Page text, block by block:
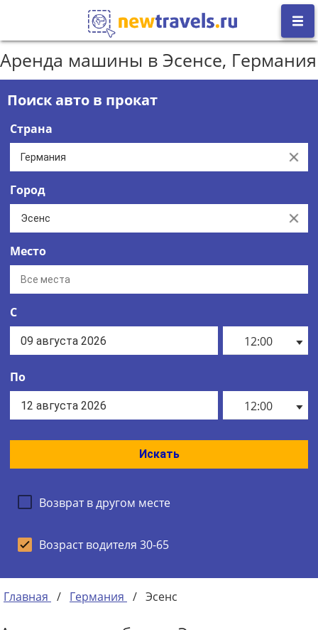
Аренда машины в Эсенсе, Германия
Поиск авто в прокат
Страна
Clear
Город
Clear
Место
С
12:00
По
12:00
Искать
Возврат в другом месте
Возраст водителя 30-65
Главная / Германия / Эсенс